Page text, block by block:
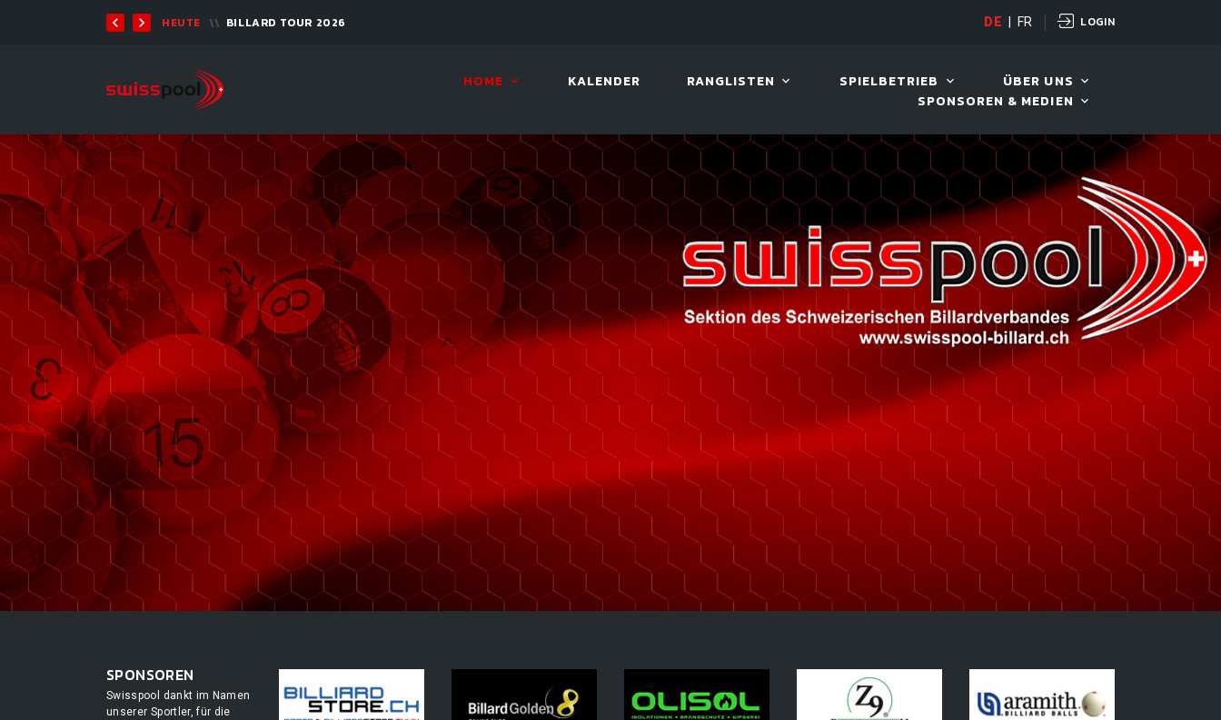
11. AUG. 2026, 19:30 ARAMITH POT OPEN 12. AUG. 2026, 19:00
DE FR LOGIN
HOME KALENDER RANGLISTEN SPIELBETRIEB
ÜBER UNS
SPONSOREN & MEDIEN
SPONSOREN
Swisspool dankt im Namen
unserer Sportler, für die